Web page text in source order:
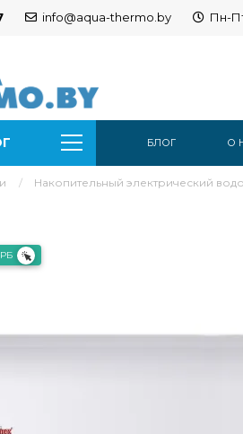
info@aqua-thermo.by Пн-
БЛОГ О
Накопительный электрический